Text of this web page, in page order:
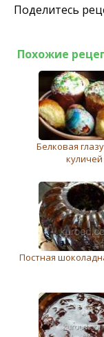
Поделитесь
Похожие
Белковая
куличей
Постная